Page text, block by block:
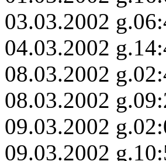
03.03.2002
04.03.2002
08.03.2002
08.03.2002
09.03.2002
09.03.2002